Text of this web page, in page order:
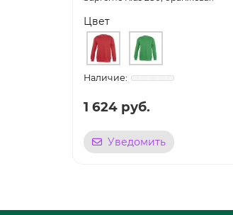
Цвет
1 624 руб.
Уведомить